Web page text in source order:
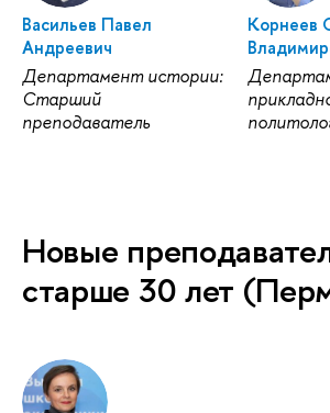
Васильев Павел
Андреевич
Департамент истории:
Старший
преподаватель
Корнеев
Новые
старше 30 лет